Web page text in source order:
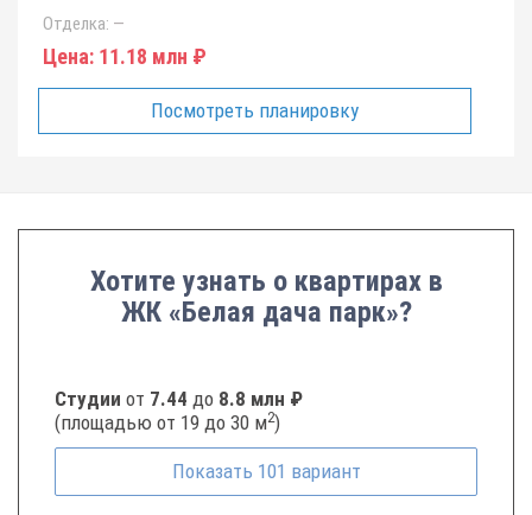
Отделка: —
Цена: 11.18 млн ₽
Посмотреть планировку
Хотите узнать о квартирах в
ЖК «Белая дача парк»?
Студии от 7.44 до 8.8 млн ₽
(площадью от 19 до 30 м2)
Показать 101 вариант